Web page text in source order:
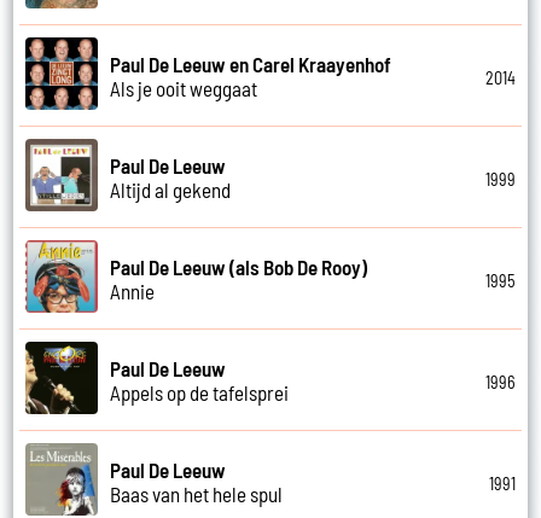
Paul De Leeuw en Carel Kraayenhof
Als je ooit weggaat
2014
Paul De Leeuw
Altijd al gekend
1999
Paul De Leeuw (als Bob De Rooy)
Annie
1995
Paul De Leeuw
Appels op de tafelsprei
1996
Paul De Leeuw
Baas van het hele spul
1991